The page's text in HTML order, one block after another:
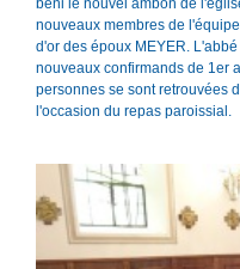
béni le nouvel ambon de
nouveaux membres de
d'or des époux MEYER.
nouveaux confirmands de 1er
personnes se sont retrouvées
l'occasion du repas paroissial.